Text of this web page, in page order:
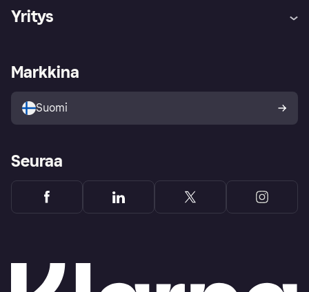
Ohje
Kirjaudu sisään
Tutustu kauppoihin
Ostajan turva
Yritys
Kirjaudu sisään yrityksenä
Markkina
Suomi
Seuraa